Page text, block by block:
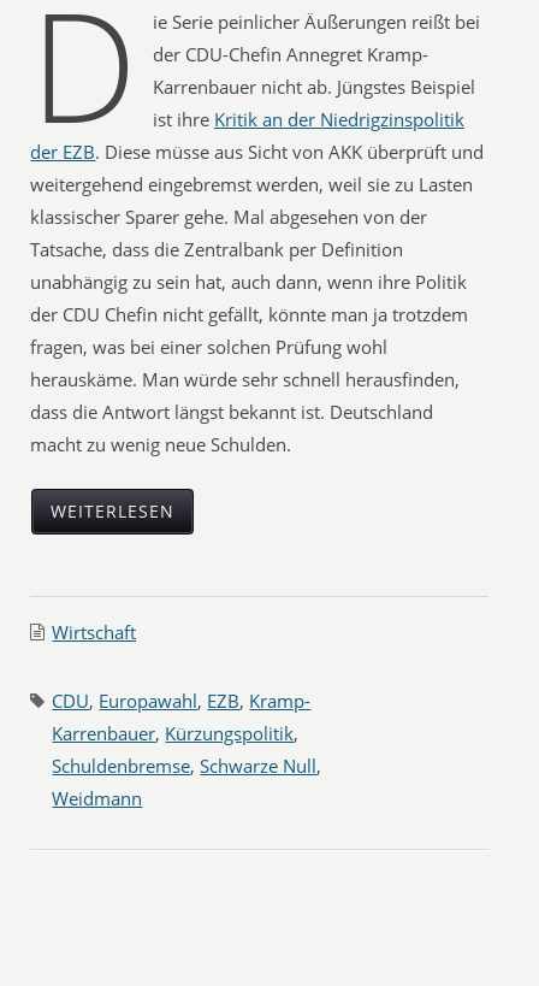
D
ie Serie peinlicher Äußerungen reißt bei
der CDU-Chefin Annegret Kramp-
Karrenbauer nicht ab. Jüngstes Beispiel
ist ihre Kritik an der Niedrigzinspolitik
der EZB. Diese müsse aus Sicht von AKK überprüft und
weitergehend eingebremst werden, weil sie zu Lasten
klassischer Sparer gehe. Mal abgesehen von der
Tatsache, dass die Zentralbank per Definition
unabhängig zu sein hat, auch dann, wenn ihre Politik
der CDU Chefin nicht gefällt, könnte man ja trotzdem
fragen, was bei einer solchen Prüfung wohl
herauskäme. Man würde sehr schnell herausfinden,
dass die Antwort längst bekannt ist. Deutschland
macht zu wenig neue Schulden.
WEITERLESEN
Wirtschaft
CDU, Europawahl, EZB, Kramp-
Karrenbauer, Kürzungspolitik,
Schuldenbremse,Schwarze Null,
Weidmann